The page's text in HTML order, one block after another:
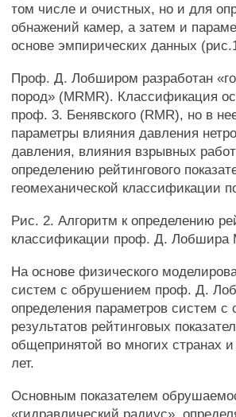
том числе и очистных, но и для
обнажений камер, а затем и
основе эмпирических данных
Проф. Д. Лобширом разработан
пород» (MRMR). Классификация
проф. 3. Бенявского (RMR), но в
параметры влияния давления
давления, влияния взрывных
определению рейтингового
геомеханической классификации
Рис. 2. Алгоритм к определению
классификации проф. Д. Лобшира
На основе физического
систем с обрушением проф. Д.
определения параметров систем
результатов рейтинговых
общепринятой во многих странах
лет.
Основным показателем
«гидравлический радиус»,